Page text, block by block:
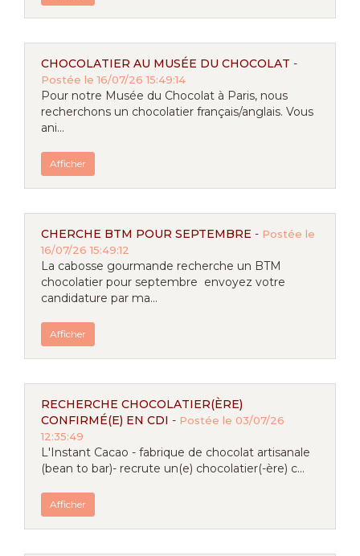
CHOCOLATIER AU MUSÉE DU CHOCOLAT -
Postée le 16/07/26 15:49:14
Pour notre Musée du Chocolat à Paris, nous
recherchons un chocolatier français/anglais. Vous
ani...
Afficher
CHERCHE BTM POUR SEPTEMBRE - Postée le
16/07/26 15:49:12
La cabosse gourmande recherche un BTM
chocolatier pour septembre envoyez votre
candidature par ma...
Afficher
RECHERCHE CHOCOLATIER(ÈRE)
CONFIRMÉ(E) EN CDI - Postée le 03/07/26
12:35:49
L'Instant Cacao - fabrique de chocolat artisanale
(bean to bar)- recrute un(e) chocolatier(-ère) c...
Afficher